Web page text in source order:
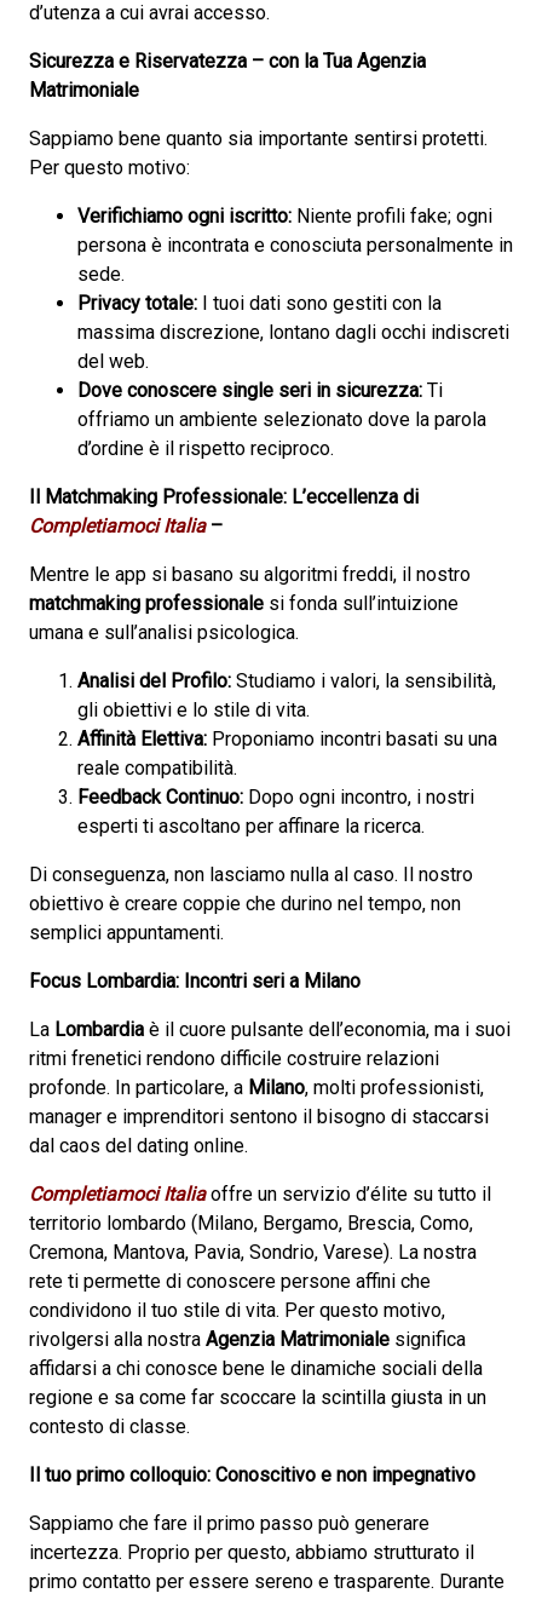
d’utenza a cui avrai accesso.
Sicurezza e Riservatezza – con la Tua Agenzia
Matrimoniale
Sappiamo bene quanto sia importante sentirsi protetti.
Per questo motivo:
Verifichiamo ogni iscritto: Niente profili fake; ogni
persona è incontrata e conosciuta personalmente in
sede.
Privacy totale: I tuoi dati sono gestiti con la
massima discrezione, lontano dagli occhi indiscreti
del web.
Dove conoscere single seri in sicurezza: Ti
offriamo un ambiente selezionato dove la parola
d’ordine è il rispetto reciproco.
Il Matchmaking Professionale: L’eccellenza di
Completiamoci Italia–
Mentre le app si basano su algoritmi freddi, il nostro
matchmaking professionale si fonda sull’intuizione
umana e sull’analisi psicologica.
Analisi del Profilo: Studiamo i valori, la sensibilità,
gli obiettivi e lo stile di vita.
Affinità Elettiva: Proponiamo incontri basati su una
reale compatibilità.
Feedback Continuo: Dopo ogni incontro, i nostri
esperti ti ascoltano per affinare la ricerca.
Di conseguenza, non lasciamo nulla al caso. Il nostro
obiettivo è creare coppie che durino nel tempo, non
semplici appuntamenti.
Focus Lombardia: Incontri seri a Milano
La Lombardia è il cuore pulsante dell’economia, ma i suoi
ritmi frenetici rendono difficile costruire relazioni
profonde. In particolare, a Milano, molti professionisti,
manager e imprenditori sentono il bisogno di staccarsi
dal caos del dating online.
Completiamoci Italia offre un servizio d’élite su tutto il
territorio lombardo (Milano, Bergamo, Brescia, Como,
Cremona, Mantova, Pavia, Sondrio, Varese). La nostra
rete ti permette di conoscere persone affini che
condividono il tuo stile di vita. Per questo motivo,
rivolgersi alla nostra Agenzia Matrimoniale significa
affidarsi a chi conosce bene le dinamiche sociali della
regione e sa come far scoccare la scintilla giusta in un
contesto di classe.
Il tuo primo colloquio: Conoscitivo e non impegnativo
Sappiamo che fare il primo passo può generare
incertezza. Proprio per questo, abbiamo strutturato il
primo contatto per essere sereno e trasparente. Durante